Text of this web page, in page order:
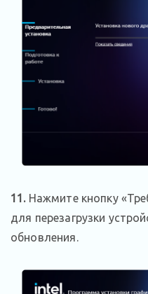
11.Нажмите кнопку
для перезагрузки
обновления.